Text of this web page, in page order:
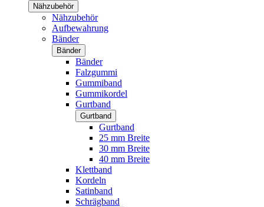
Nähzubehör
Nähzubehör
Aufbewahrung
Bänder
Bänder
Bänder
Falzgummi
Gummiband
Gummikordel
Gurtband
Gurtband
Gurtband
25 mm Breite
30 mm Breite
40 mm Breite
Klettband
Kordeln
Satinband
Schrägband